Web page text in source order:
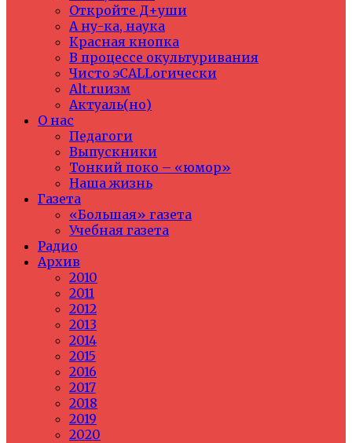
Откройте Д+уши
А ну-ка, наука
Красная кнопка
В процессе окультуривания
Чисто эCALLогически
Alt.ruизм
Актуаль(но)
О нас
Педагоги
Выпускники
Тонкий поко – «юмор»
Наша жизнь
Газета
«Большая» газета
Учебная газета
Радио
Архив
2010
2011
2012
2013
2014
2015
2016
2017
2018
2019
2020